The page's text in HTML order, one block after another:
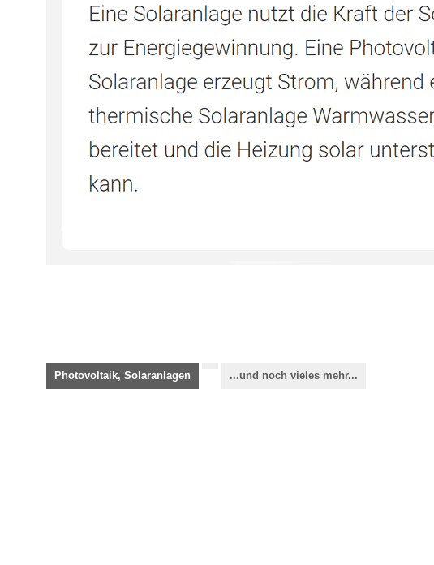
Photovoltaik, Solaranlagen ...und noch vieles mehr...